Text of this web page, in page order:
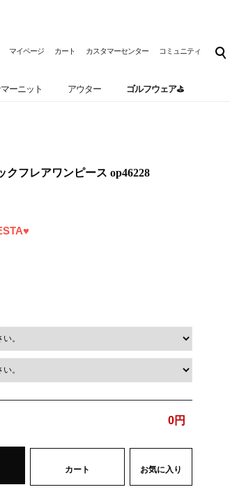
マイページ カート カスタマーセンター コミュニティ
ーニット アウター ゴルフウェア⛳
クフレアワンピース op46228
0円
カート お気に入り